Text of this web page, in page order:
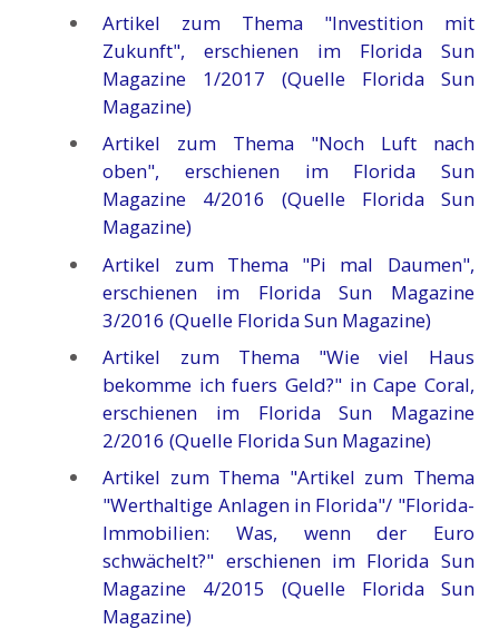
Artikel zum Thema "Investition mit
Zukunft", erschienen im Florida Sun
Magazine 1/2017 (Quelle Florida Sun
Magazine)
Artikel zum Thema "Noch Luft nach
oben", erschienen im Florida Sun
Magazine 4/2016 (Quelle Florida Sun
Magazine)
Artikel zum Thema "Pi mal Daumen",
erschienen im Florida Sun Magazine
3/2016 (Quelle Florida Sun Magazine)
Artikel zum Thema "Wie viel Haus
bekomme ich fuers Geld?" in Cape Coral,
erschienen im Florida Sun Magazine
2/2016 (Quelle Florida Sun Magazine)
Artikel zum Thema "Artikel zum Thema
"Werthaltige Anlagen in Florida"/ "Florida-
Immobilien: Was, wenn der Euro
schwächelt?" erschienen im Florida Sun
Magazine 4/2015 (Quelle Florida Sun
Magazine)